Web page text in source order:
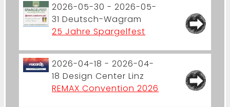
2026-05-30 - 2026-05-
31 Deutsch-Wagram
25 Jahre Spargelfest
2026-04-18 - 2026-04-
18 Design Center Linz
REMAX Convention 2026